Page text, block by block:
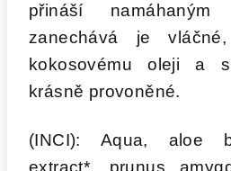
přináší
zanechává je
kokosovému oleji a
krásně provoněné.
(INCI): Aqua, aloe
extract*, prunus